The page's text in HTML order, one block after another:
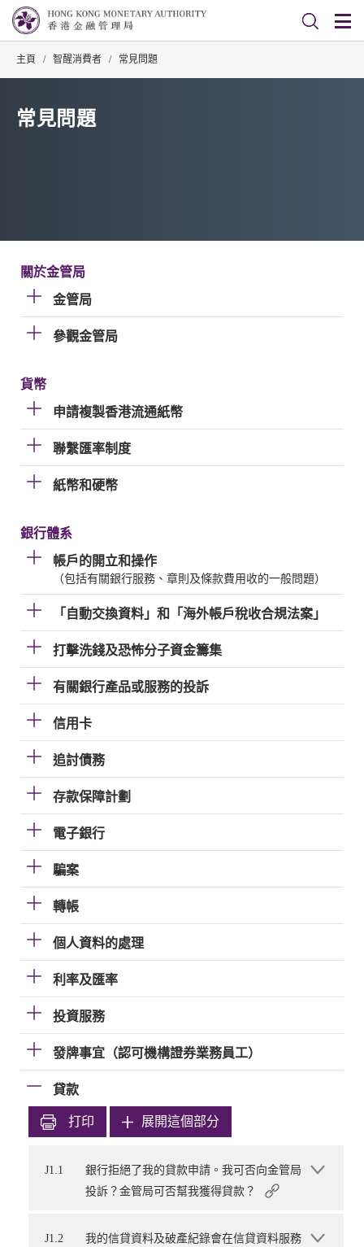
主頁 / 智醒消費者 / 常見問題
常見問題
關於金管局
金管局
參觀金管局
貨幣
申請複製香港流通紙幣
聯繫匯率制度
紙幣和硬幣
銀行體系
帳戶的開立和操作
（包括有關銀行服務、章則及條款費用收的一般問題）
「自動交換資料」和「海外帳戶稅收合規法案」
打擊洗錢及恐怖分子資金籌集
有關銀行產品或服務的投訴
信用卡
追討債務
存款保障計劃
電子銀行
騙案
轉帳
個人資料的處理
利率及匯率
投資服務
發牌事宜（認可機構證券業務員工）
貸款
打印 展開這個部分
J1.1
銀行拒絕了我的貸款申請。我可否向金管局
投訴？金管局可否幫我獲得貸款？
J1.2
我的信貸資料及破產紀錄會在信貸資料服務